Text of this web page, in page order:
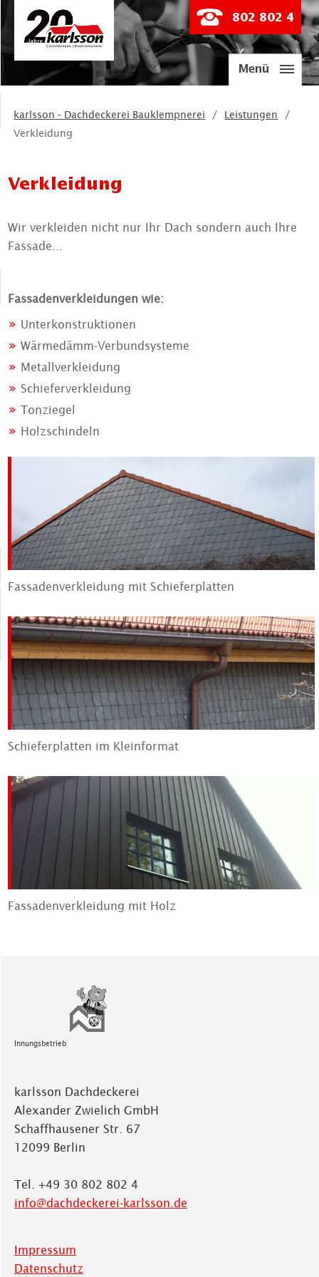
802 802 4
Menü
karlsson - Dachdeckerei Bauklempnerei
Leistungen
Verkleidung
Verkleidung
Wir verkleiden nicht nur Ihr Dach sondern auch Ihre
Fassade...
Fassadenverkleidungen wie:
Unterkonstruktionen
Wärmedämm-Verbundsysteme
Metallverkleidung
Schieferverkleidung
Tonziegel
Holzschindeln
Fassadenverkleidung mit Schieferplatten
Schieferplatten im Kleinformat
Fassadenverkleidung mit Holz
Innungsbetrieb
karlsson Dachdeckerei
Alexander Zwielich GmbH
Schaffhausener Str. 67
12099 Berlin
Tel. +49 30 802 802 4
info@dachdeckerei-karlsson.de
Impressum
Datenschutz